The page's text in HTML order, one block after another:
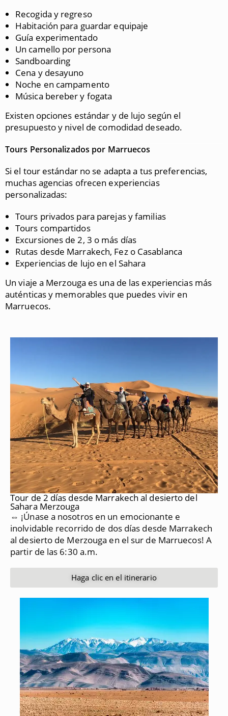
Recogida y regreso
Habitación para guardar equipaje
Guía experimentado
Un camello por persona
Sandboarding
Cena y desayuno
Noche en campamento
Música bereber y fogata
Existen opciones estándar y de lujo según el
presupuesto y nivel de comodidad deseado.
Tours Personalizados por Marruecos
Si el tour estándar no se adapta a tus preferencias,
muchas agencias ofrecen experiencias
personalizadas:
Tours privados para parejas y familias
Tours compartidos
Excursiones de 2, 3 o más días
Rutas desde Marrakech, Fez o Casablanca
Experiencias de lujo en el Sahara
Un viaje a Merzouga es una de las experiencias más
auténticas y memorables que puedes vivir en
Marruecos.
Tour de 2 días desde Marrakech al desierto del
Sahara Merzouga
⇔ ¡Únase a nosotros en un emocionante e
inolvidable recorrido de dos días desde Marrakech
al desierto de Merzouga en el sur de Marruecos! A
partir de las 6:30 a.m.
Haga clic en el itinerario